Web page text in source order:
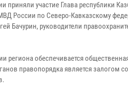
приняли участие Глава республики
России по Северо-Кавказскому
Бачурин, руководители
региона обеспечивается
правопорядка является залогом